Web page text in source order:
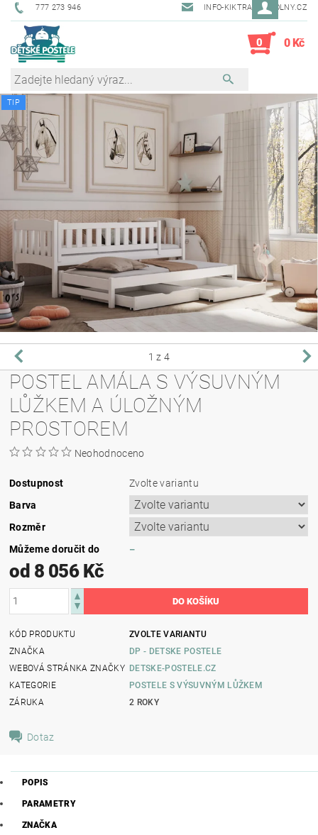
777 273 946 INFO-KIKTRADE@VOLNY.CZ
0 0 Kč
TIP
1 z 4
POSTEL AMÁLA S VÝSUVNÝM
LŮŽKEM A ÚLOŽNÝM
PROSTOREM
Neohodnoceno
Dostupnost
Zvolte variantu
Barva
Rozměr
Můžeme doručit do
–
od 8 056 Kč
KÓD PRODUKTU
ZVOLTE VARIANTU
ZNAČKA
DP - DETSKE POSTELE
WEBOVÁ STRÁNKA ZNAČKY DETSKE-POSTELE.CZ
KATEGORIE
POSTELE S VÝSUVNÝM LŮŽKEM
ZÁRUKA
2 ROKY
Dotaz
POPIS
PARAMETRY
ZNAČKA